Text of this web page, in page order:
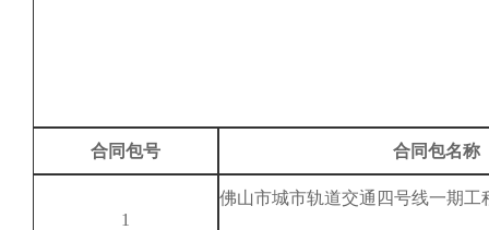
合同包号 合同包名称
1
佛山市城市轨道交通四号线一期工